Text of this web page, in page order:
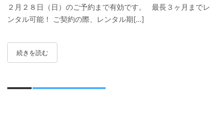
２月２８日（日）のご予約まで有効です。 最長３ヶ月までレ
ンタル可能！ ご契約の際、レンタル期[...]
続きを読む